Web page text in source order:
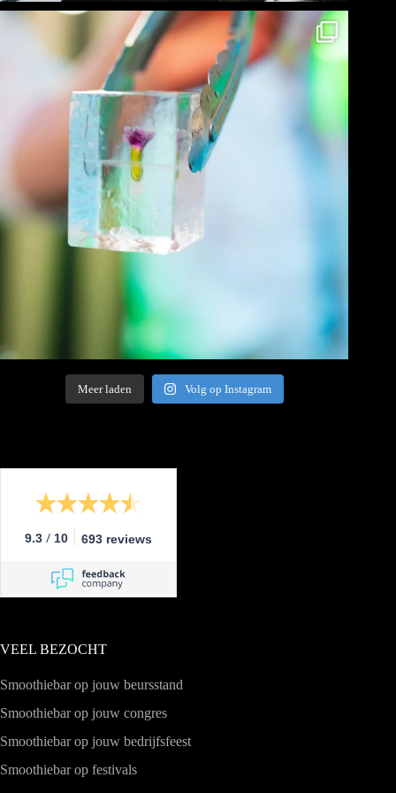
Meer laden Volg op Instagram
9.3 / 10 693 reviews
VEEL BEZOCHT
Smoothiebar op jouw beursstand
Smoothiebar op jouw congres
Smoothiebar op jouw bedrijfsfeest
Smoothiebar op festivals